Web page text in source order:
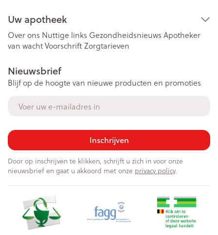
Uw apotheek
Over ons Nuttige links Gezondheidsnieuws Apotheker
van wachtVoorschriftZorgtarieven
Nieuwsbrief
Blijf op de hoogte van nieuwe producten en promoties
Inschrijven
Door op inschrijven te klikken, schrijft u zich in voor onze
nieuwsbrief en gaat u akkoord met onze privacy policy.